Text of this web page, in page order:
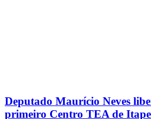
Deputado Maurício Neves
primeiro Centro TEA de